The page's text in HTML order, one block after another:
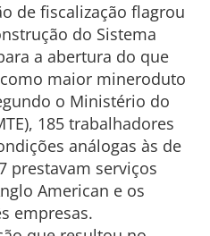
de fiscalização flagrou
do Sistema
a abertura do que
maior mineroduto
o Ministério do
185 trabalhadores
análogas às de
prestavam serviços
American e os
empresas.